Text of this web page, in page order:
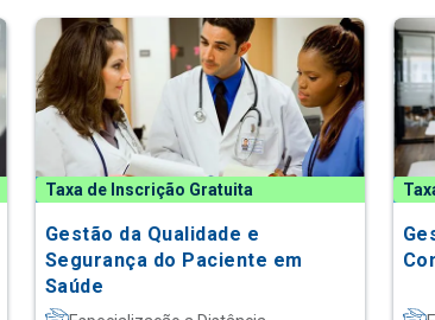
Taxa de Inscrição Gratuita
Gestão da Qualidade e
Segurança do Paciente em
Saúde